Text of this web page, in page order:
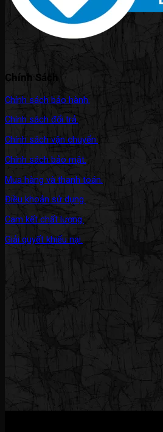
Chính Sách
Chính sách bảo hành.
Chính sách đổi trả.
Chính sách vận chuyển.
Chính sách bảo mật.
Mua hàng và thanh toán.
Điều khoản sử dụng.
Cam kết chất lượng.
Giải quyết khiếu nại.